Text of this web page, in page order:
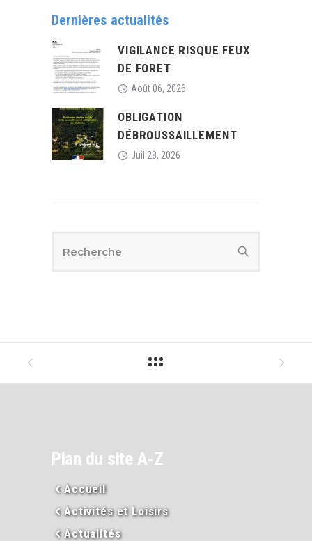
Dernières actualités
VIGILANCE RISQUE FEUX
DE FORET
Août 06, 2026
OBLIGATION
DÉBROUSSAILLEMENT
Juil 28, 2026
Plan du site A-Z
Accueil
Activités et Loisirs
Actualités